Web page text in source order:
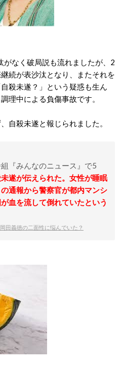
なく破局説も流れましたが、2
続が表沙汰となり、またそれを
殺未遂？」という疑惑も生ん
理中による負傷事故です。
自殺未遂と報じられました。
『みんなのニュース』で5
遂が伝えられた。女性が睡眠
通報から警察官が都内マンシ
血を流して倒れていたという
田義徳の二面性に悩んでいた？